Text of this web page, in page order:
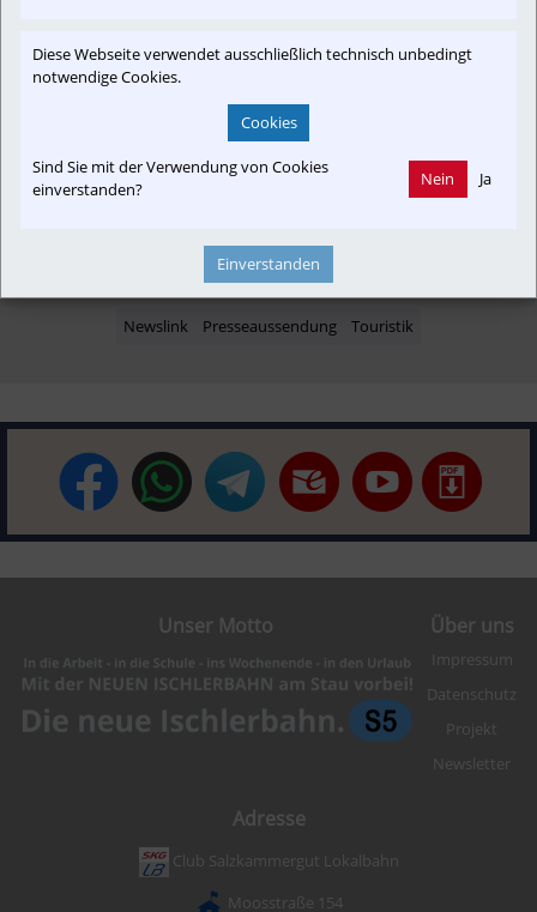
Austria-In-Motion
Club SKGLB
Newslink Presseaussendung Touristik
Unser Motto Über uns
Impressum
Datenschutz
Projekt
Newsletter
Adresse
Club Salzkammergut Lokalbahn
Moosstraße 154
Diese Webseite verwendet ausschließlich technisch unbedingt
notwendige Cookies.
Cookies
Sind Sie mit der Verwendung von Cookies
einverstanden?
Nein Ja
Einverstanden